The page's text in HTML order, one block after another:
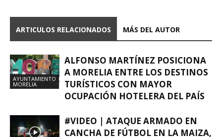
ARTICULOS RELACIONADOS MÁS DEL AUTOR
AYUNTAMIENTO
MORELIA
ALFONSO MARTÍNEZ POSICIONA
A MORELIA ENTRE LOS DESTINOS
TURÍSTICOS CON MAYOR
OCUPACIÓN HOTELERA DEL PAÍS
#VIDEO | ATAQUE ARMADO EN
CANCHA DE FÚTBOL EN LA MAIZA,